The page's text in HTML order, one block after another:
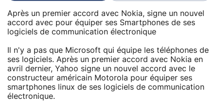
Après un premier accord avec Nokia, signe un nouvel
accord avec pour équiper ses Smartphones de ses
logiciels de communication électronique
Il n'y a pas que Microsoft qui équipe les téléphones de
ses logiciels. Après un premier accord avec Nokia en
avril dernier, Yahoo signe un nouvel accord avec le
constructeur américain Motorola pour équiper ses
smartphones linux de ses logiciels de communication
électronique.